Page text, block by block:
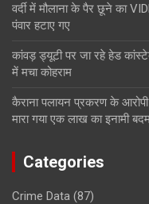
वर्दी में मौलाना के पैर छूने का
पंवार हटाए गए
कांवड़ ड्यूटी पर जा रहे हेड
में मचा कोहराम
कैराना पलायन प्रकरण के
मारा गया एक लाख का इनामी
Categories
Crime Data (87)